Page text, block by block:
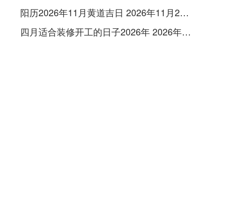
阳历2026年11月黄道吉日 2026年11月26日阳历黄道吉日
四月适合装修开工的日子2026年 2026年四月份适合装修开工的黄道吉日